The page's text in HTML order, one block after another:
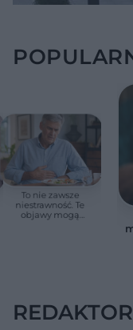
To nie zawsze
niestrawność. Te
objawy mogą